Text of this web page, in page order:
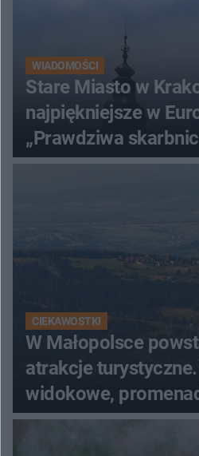
WIADOMOŚCI
Stare Miasto w
najpiękniejsze w
„Prawdziwa
CIEKAWOSTKI
W Małopolsce
atrakcje
widokowe,
plaża